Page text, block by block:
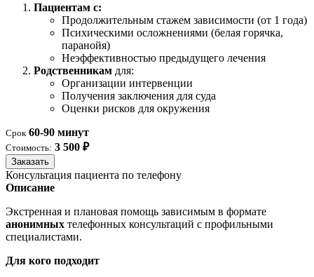
Пациентам с:
Продолжительным стажем зависимости (от 1 года)
Психическими осложнениями (белая горячка,
паранойя)
Неэффективностью предыдущего лечения
Родственникам для:
Организации интервенции
Получения заключения для суда
Оценки рисков для окружения
Срок 60-90 минут
Стоимость: 3 500 ₽
Заказать
Консультация пациента по телефону
Описание
Экстренная и плановая помощь зависимым в формате
анонимных телефонных консультаций с профильными
специалистами.
Для кого подходит